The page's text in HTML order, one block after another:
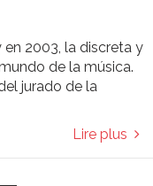
2003, la discreta y
de la música.
jurado de la
Lire plus